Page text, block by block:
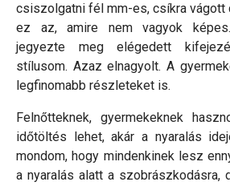
csiszolgatni fél mm-es, csíkra vágott
ez az, amire nem vagyok
jegyezte meg elégedett
stílusom. Azaz elnagyolt. A
legfinomabb részleteket is.
Felnőtteknek, gyermekeknek
időtöltés lehet, akár a nyaralás
mondom, hogy mindenkinek lesz
a nyaralás alatt a szobrászkodásra,